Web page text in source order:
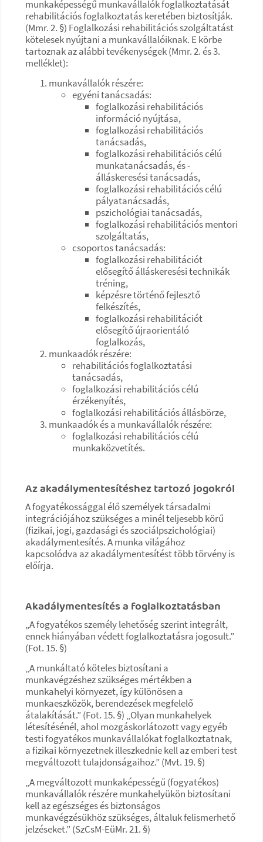
munkaképességű munkavállalók foglalkoztatását
rehabilitációs foglalkoztatás keretében biztosítják.
(Mmr. 2. §) Foglalkozási rehabilitációs szolgáltatást
kötelesek nyújtani a munkavállalóiknak. E körbe
tartoznak az alábbi tevékenységek (Mmr. 2. és 3.
melléklet):
munkavállalók részére:
egyéni tanácsadás:
foglalkozási rehabilitációs
információ nyújtása,
foglalkozási rehabilitációs
tanácsadás,
foglalkozási rehabilitációs célú
munkatanácsadás, és -
álláskeresési tanácsadás,
foglalkozási rehabilitációs célú
pályatanácsadás,
pszichológiai tanácsadás,
foglalkozási rehabilitációs mentori
szolgáltatás,
csoportos tanácsadás:
foglalkozási rehabilitációt
elősegítő álláskeresési technikák
tréning,
képzésre történő fejlesztő
felkészítés,
foglalkozási rehabilitációt
elősegítő újraorientáló
foglalkozás,
munkaadók részére:
rehabilitációs foglalkoztatási
tanácsadás,
foglalkozási rehabilitációs célú
érzékenyítés,
foglalkozási rehabilitációs állásbörze,
munkaadók és a munkavállalók részére:
foglalkozási rehabilitációs célú
munkaközvetítés.
Az akadálymentesítéshez tartozó jogokról
A fogyatékossággal élő személyek társadalmi
integrációjához szükséges a minél teljesebb körű
(fizikai, jogi, gazdasági és szociálpszichológiai)
akadálymentesítés. A munka világához
kapcsolódva az akadálymentesítést több törvény is
előírja.
Akadálymentesítés a foglalkoztatásban
„A fogyatékos személy lehetőség szerint integrált,
ennek hiányában védett foglalkoztatásra jogosult.”
(Fot. 15. §)
„A munkáltató köteles biztosítani a
munkavégzéshez szükséges mértékben a
munkahelyi környezet, így különösen a
munkaeszközök, berendezések megfelelő
átalakítását.” (Fot. 15. §) „Olyan munkahelyek
létesítésénél, ahol mozgáskorlátozott vagy egyéb
testi fogyatékos munkavállalókat foglalkoztatnak,
a fizikai környezetnek illeszkednie kell az emberi test
megváltozott tulajdonságaihoz.” (Mvt. 19. §)
„A megváltozott munkaképességű (fogyatékos)
munkavállalók részére munkahelyükön biztosítani
kell az egészséges és biztonságos
munkavégzésükhöz szükséges, általuk felismerhető
jelzéseket.” (SzCsM-EüMr. 21. §)